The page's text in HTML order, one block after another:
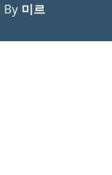
By 미르